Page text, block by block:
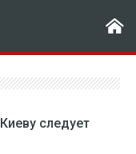
следует